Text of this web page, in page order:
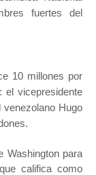
fuertes del
10 millones por
el vicepresidente
venezolano Hugo
Washington para
califica como